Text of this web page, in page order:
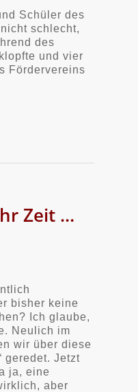
Schüler des
schlecht,
des
und vier
Fördervereins
Zeit …
bisher keine
Ich glaube,
Neulich im
wir über diese
geredet. Jetzt
ja, eine
aber